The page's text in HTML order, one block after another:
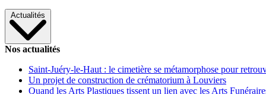
Actualités
Nos actualités
Saint-Juéry-le-Haut : le cimetière se métamorphose pour
Un projet de construction de crématorium à Louviers
Quand les Arts Plastiques tissent un lien avec les Arts